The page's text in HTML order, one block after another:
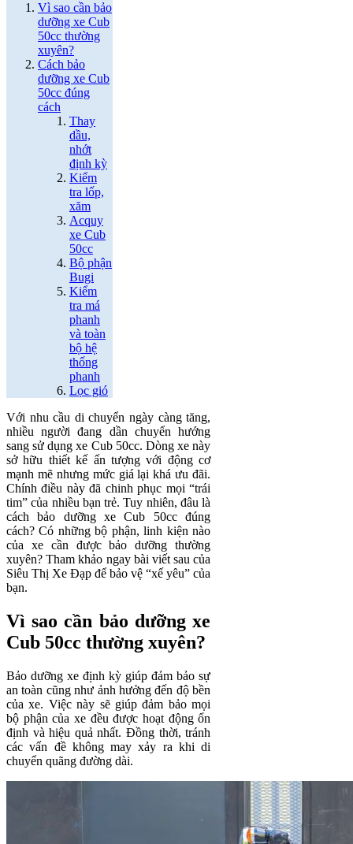
Vì sao cần bảo
dưỡng xe Cub
50cc thường
xuyên?
Cách bảo
dưỡng xe Cub
50cc đúng
cách
Thay
dầu,
nhớt
định kỳ
Kiểm
tra lốp,
xăm
Acquy
xe Cub
50cc
Bộ phận
Bugi
Kiểm
tra má
phanh
và toàn
bộ hệ
thống
phanh
Lọc gió
Với nhu cầu di chuyển ngày càng tăng,
nhiều người đang dần chuyển hướng
sang sử dụng xe Cub 50cc. Dòng xe này
sở hữu thiết kế ấn tượng với động cơ
mạnh mẽ nhưng mức giá lại khá ưu đãi.
Chính điều này đã chinh phục mọi “trái
tim” của nhiều bạn trẻ. Tuy nhiên, đâu là
cách bảo dưỡng xe Cub 50cc đúng
cách? Có những bộ phận, linh kiện nào
của xe cần được bảo dưỡng thường
xuyên? Tham khảo ngay bài viết sau của
Siêu Thị Xe Đạp để bảo vệ “xế yêu” của
bạn.
Vì sao cần bảo dưỡng xe
Cub 50cc thường xuyên?
Bảo dưỡng xe định kỳ giúp đảm bảo sự
an toàn cũng như ảnh hưởng đến độ bền
của xe. Việc này sẽ giúp đảm bảo mọi
bộ phận của xe đều được hoạt động ổn
định và hiệu quả nhất. Đồng thời, tránh
các vấn đề không may xảy ra khi di
chuyển quãng đường dài.